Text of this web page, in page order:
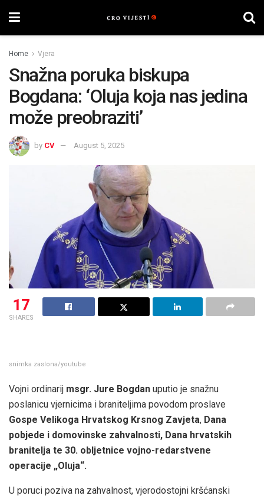
Home Vjera
Snažna poruka biskupa
Bogdana: ‘Oluja koja nas jedina
može preobraziti’
by CV August 5, 2025
17
SHARES
snimka zaslona/youtube
Vojni ordinarij msgr. Jure Bogdan uputio je snažnu
poslanicu vjernicima i braniteljima povodom proslave
Gospe Velikoga Hrvatskog Krsnog Zavjeta, Dana
pobjede i domovinske zahvalnosti, Dana hrvatskih
branitelja te 30. obljetnice vojno-redarstvene
operacije „Oluja“.
U poruci poziva na zahvalnost, vjerodostojni kršćanski